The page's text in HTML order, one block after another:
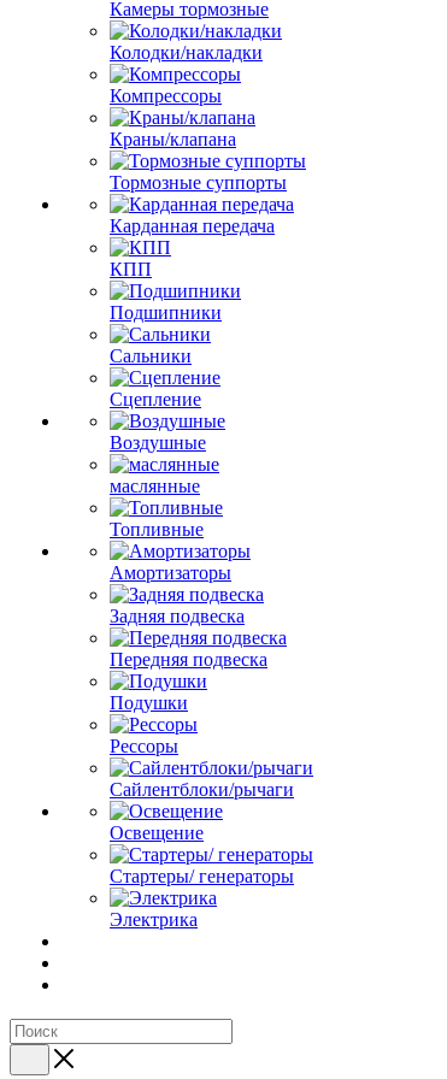
Камеры тормозные
Колодки/накладки
Компрессоры
Краны/клапана
Тормозные суппорты
Карданная передача
КПП
Подшипники
Сальники
Сцепление
Воздушные
маслянные
Топливные
Амортизаторы
Задняя подвеска
Передняя подвеска
Подушки
Рессоры
Сайлентблоки/рычаги
Освещение
Стартеры/ генераторы
Электрика